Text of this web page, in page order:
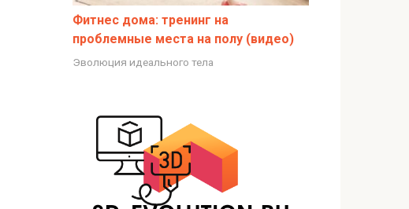
Фитнес дома: тренинг на
проблемные места на полу (видео)
Эволюция идеального тела